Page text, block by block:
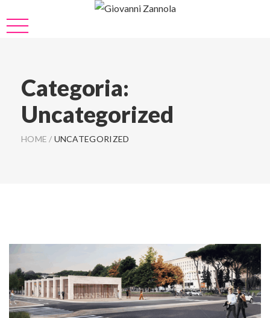
Categoria:
Uncategorized
HOME / UNCATEGORIZED